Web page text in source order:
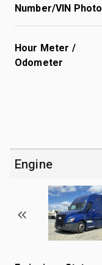
Number/VIN Photo
Hour Meter /
Odometer
Engine